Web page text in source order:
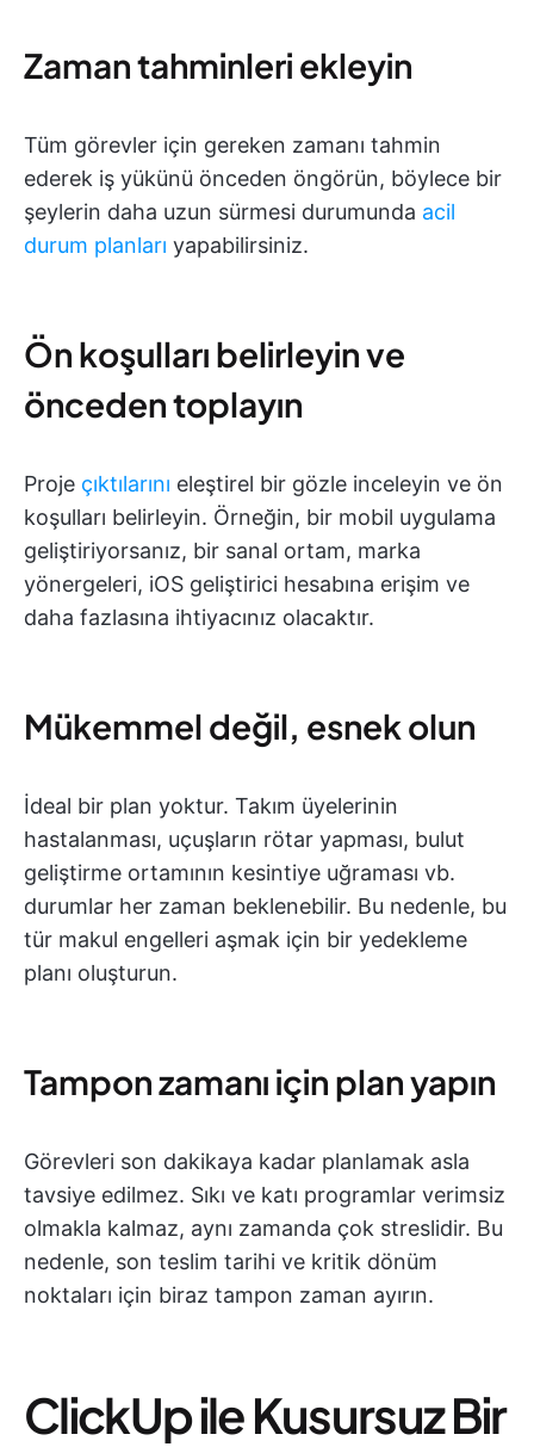
Zaman tahminleri ekleyin
Tüm görevler için gereken zamanı tahmin
ederek iş yükünü önceden öngörün, böylece bir
şeylerin daha uzun sürmesi durumunda acil
durum planları yapabilirsiniz.
Ön koşulları belirleyin ve
önceden toplayın
Proje çıktılarını eleştirel bir gözle inceleyin ve ön
koşulları belirleyin. Örneğin, bir mobil uygulama
geliştiriyorsanız, bir sanal ortam, marka
yönergeleri, iOS geliştirici hesabına erişim ve
daha fazlasına ihtiyacınız olacaktır.
Mükemmel değil, esnek olun
İdeal bir plan yoktur. Takım üyelerinin
hastalanması, uçuşların rötar yapması, bulut
geliştirme ortamının kesintiye uğraması vb.
durumlar her zaman beklenebilir. Bu nedenle, bu
tür makul engelleri aşmak için bir yedekleme
planı oluşturun.
Tampon zamanı için plan yapın
Görevleri son dakikaya kadar planlamak asla
tavsiye edilmez. Sıkı ve katı programlar verimsiz
olmakla kalmaz, aynı zamanda çok streslidir. Bu
nedenle, son teslim tarihi ve kritik dönüm
noktaları için biraz tampon zaman ayırın.
ClickUp ile Kusursuz Bir